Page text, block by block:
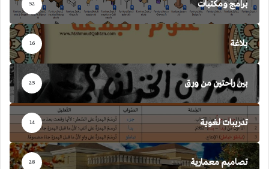
برامج ومكتبات 52
بلاغة 16
بين راحتين من ورق 25
تدريبات لغوية 14
تصاميم معمارية 28